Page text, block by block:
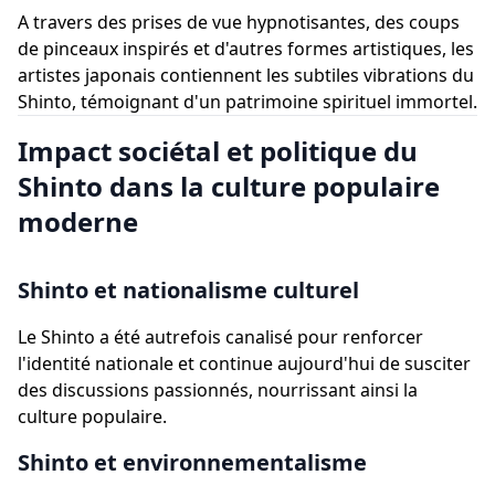
A travers des prises de vue hypnotisantes, des coups
de pinceaux inspirés et d'autres formes artistiques, les
artistes japonais contiennent les subtiles vibrations du
Shinto, témoignant d'un patrimoine spirituel immortel.
Impact sociétal et politique du
Shinto dans la culture populaire
moderne
Shinto et nationalisme culturel
Le Shinto a été autrefois canalisé pour renforcer
l'identité nationale et continue aujourd'hui de susciter
des discussions passionnés, nourrissant ainsi la
culture populaire.
Shinto et environnementalisme